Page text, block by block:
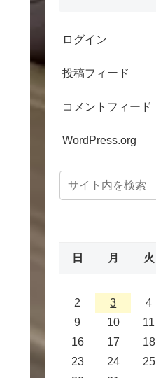
ログイン
投稿フィード
コメントフィード
WordPress.org
日 月 火
2
3 4
9
10 11
16
17 18
23
24 25